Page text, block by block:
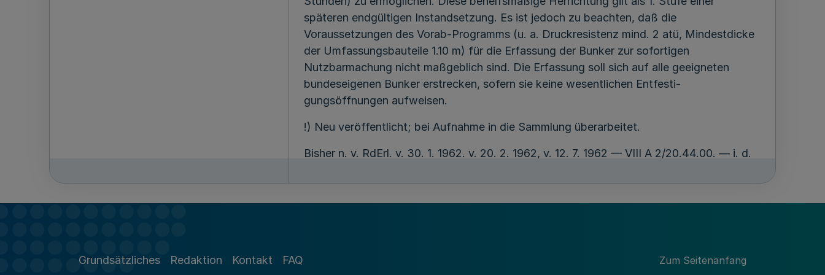
späteren endgültigen Instandsetzung. Es ist jedoch zu beachten, daß die
Voraussetzungen des Vorab-Programms (u. a. Druckresistenz mind. 2 atü, Mindestdicke
der Umfassungsbauteile 1.10 m) für die Erfassung der Bunker zur sofortigen
Nutzbarmachung nicht maßgeblich sind. Die Erfassung soll sich auf alle geeigneten
bundeseigenen Bunker erstrecken, sofern sie keine wesentlichen Entfesti-
gungsöffnungen aufweisen.
!) Neu veröffentlicht; bei Aufnahme in die Sammlung überarbeitet.
Bisher n. v. RdErl. v. 30. 1. 1962. v. 20. 2. 1962, v. 12. 7. 1962 — VIII A 2/20.44.00. — i. d.
a) Erfassung der geeigneten Objekte durch die den zuständigen Oberfinanzdirektionen
Grundsätzliches Redaktion Kontakt FAQ Zum Seitenanfang